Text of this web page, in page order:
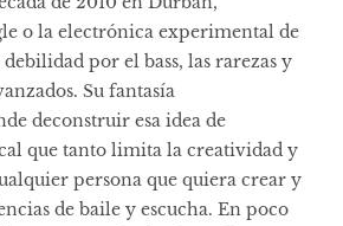
o la electrónica experimental de
por el bass, las rarezas y
Su fantasía
deconstruir esa idea de
que tanto limita la creatividad y
persona que quiera crear y
de baile y escucha. En poco